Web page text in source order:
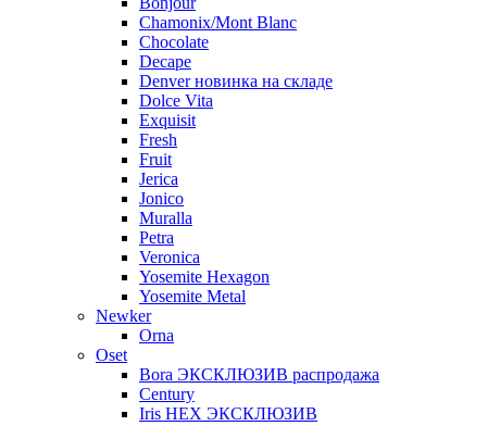
Chamonix/Mont Blanc
Chocolate
Decape
Denver новинка на складе
Dolce Vita
Exquisit
Fresh
Fruit
Jerica
Jonico
Muralla
Petra
Veroniсa
Yosemite Hexagon
Yosemite Metal
Newker
Orna
Oset
Bora ЭКСКЛЮЗИВ распродажа
Century
Iris HEX ЭКСКЛЮЗИВ